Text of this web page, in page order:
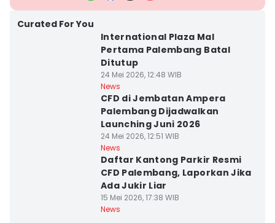
Curated For You
International Plaza Mal
Pertama Palembang Batal
Ditutup
24 Mei 2026, 12:48 WIB
News
CFD di Jembatan Ampera
Palembang Dijadwalkan
Launching Juni 2026
24 Mei 2026, 12:51 WIB
News
Daftar Kantong Parkir Resmi
CFD Palembang, Laporkan Jika
Ada Jukir Liar
15 Mei 2026, 17:38 WIB
News